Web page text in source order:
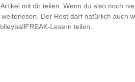
mit dir teilen. Wenn du also noch
Der Rest darf natürlich auch
Lesern teilen.